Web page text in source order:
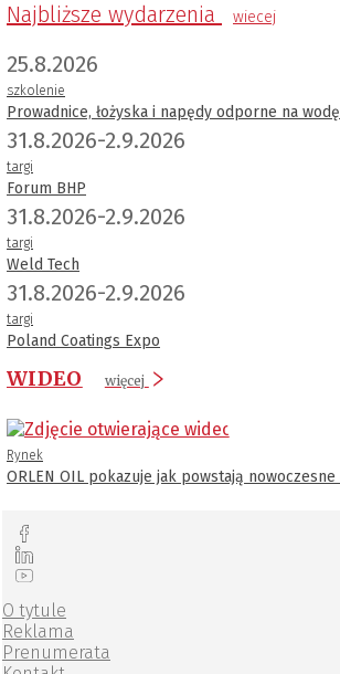
Najbliższe wydarzenia wiecej
25.8.2026
szkolenie
Prowadnice, łożyska i napędy odporne na
31.8.2026-2.9.2026
targi
Forum BHP
31.8.2026-2.9.2026
targi
Weld Tech
31.8.2026-2.9.2026
targi
Poland Coatings Expo
WIDEO więcej
Rynek
ORLEN OIL pokazuje jak powstają
O tytule
Reklama
Prenumerata